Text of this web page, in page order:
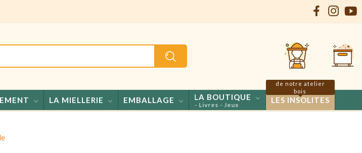
LA MIELLERIE EMBALLAGE LA BOUTIQUE
Miels - Confiseries - Propolis - Livres - Jeux
LES INSOLITES
de notre atelier
bois